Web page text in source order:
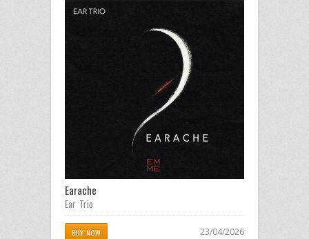
Earache
Ear Trio
BUY NOW 23/04/2026